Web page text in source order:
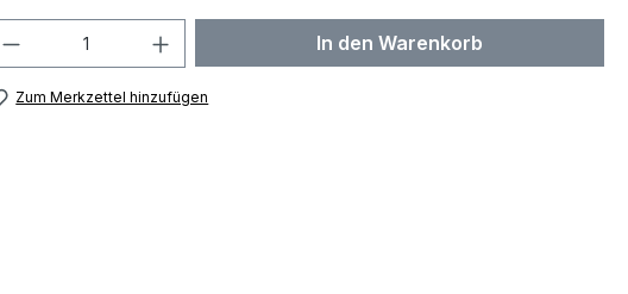
Produkt Anzahl: Gib den gewünschten Wert
In den Warenkorb
Zum Merkzettel hinzufügen